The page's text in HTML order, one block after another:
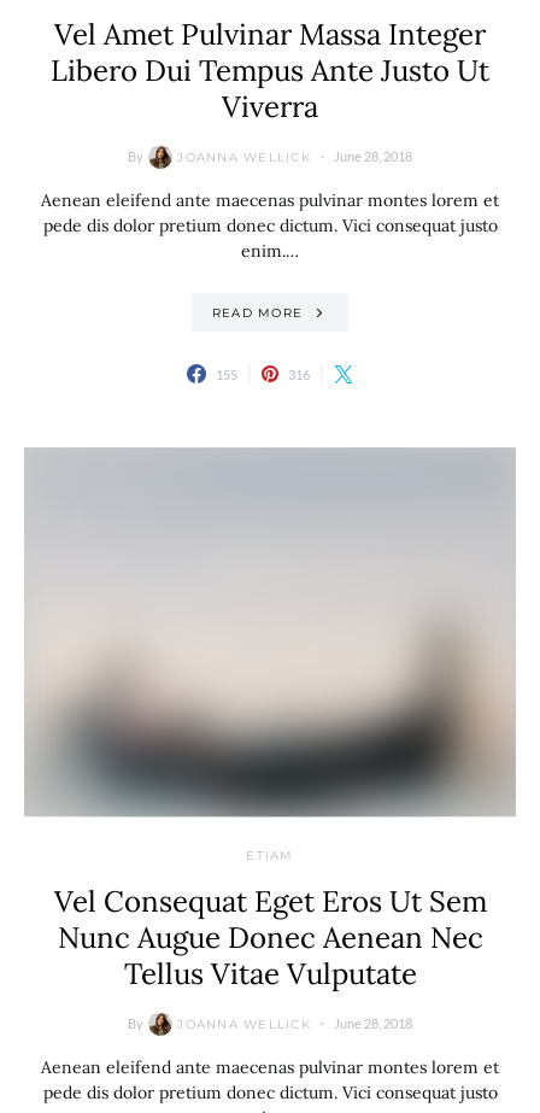
Vel Amet Pulvinar Massa Integer
Libero Dui Tempus Ante Justo Ut
Viverra
By JOANNA WELLICK June 28, 2018
Aenean eleifend ante maecenas pulvinar montes lorem et
pede dis dolor pretium donec dictum. Vici consequat justo
enim.…
READ MORE
155 316
ETIAM
Vel Consequat Eget Eros Ut Sem
Nunc Augue Donec Aenean Nec
Tellus Vitae Vulputate
By JOANNA WELLICK June 28, 2018
Aenean eleifend ante maecenas pulvinar montes lorem et
pede dis dolor pretium donec dictum. Vici consequat justo